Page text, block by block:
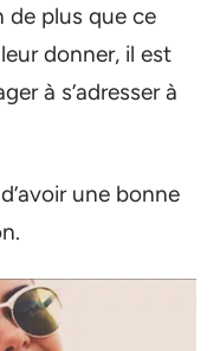
de plus que ce
donner, il est
à s’adresser à
une bonne